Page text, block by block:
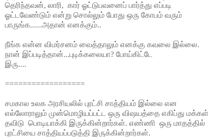
தெரிந்தவன், லாரி, கார் ஓட்டுபவனைப் பார்த்து எப்படி
ஓட்டவேண்டும் என்று சொல்லும் போது ஒரு கோபம் வரும்
பாருங்க......அதான் எனக்கும்..
நீங்க என்ன விமர்சனம் வைத்தாலும் எனக்கு கவலை இல்லை.
நான் இப்படித்தான்...புடிக்கலையா? போய்கிட்டே
இரு....
==================
சமகால உலக அரசியலில் புரட்சி சாத்தியம் இல்லை என
எல்லோராலும் முன்மொழியப்பட்ட ஒரு விஷயத்தை எகிப்து மக்கள்
தவிடு பொடியாக்கி இருக்கின்றார்கள். எண்ணி ஒரு மாதத்தில்
புரட்சியை சாத்தியப்படுத்தி இருக்கின்றார்கள்.